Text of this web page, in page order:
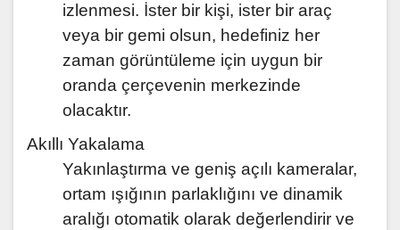
izlenmesi. İster bir kişi, ister bir araç
veya bir gemi olsun, hedefiniz her
zaman görüntüleme için uygun bir
oranda çerçevenin merkezinde
olacaktır.
Akıllı Yakalama
Yakınlaştırma ve geniş açılı kameralar,
ortam ışığının parlaklığını ve dinamik
aralığı otomatik olarak değerlendirir ve